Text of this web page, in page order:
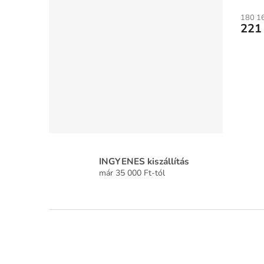
180
INGYENES kiszállítás
már 35 000 Ft-tól